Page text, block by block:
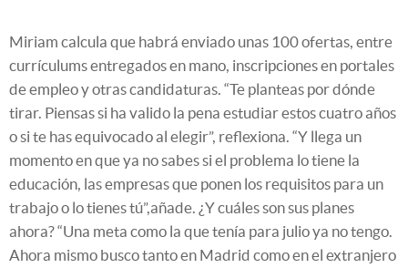
Miriam calcula que habrá enviado unas 100 ofertas, entre
currículums entregados en mano, inscripciones en portales
de empleo y otras candidaturas. “Te planteas por dónde
tirar. Piensas si ha valido la pena estudiar estos cuatro años
o si te has equivocado al elegir”, reflexiona. “Y llega un
momento en que ya no sabes si el problema lo tiene la
educación, las empresas que ponen los requisitos para un
trabajo o lo tienes tú”,añade. ¿Y cuáles son sus planes
ahora? “Una meta como la que tenía para julio ya no tengo.
Ahora mismo busco tanto en Madrid como en el extranjero